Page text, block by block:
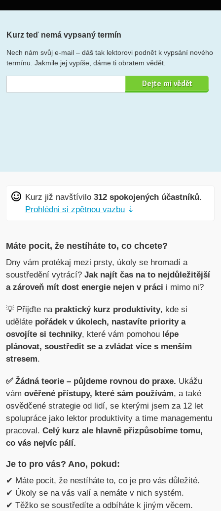
Kurz teď nemá vypsaný termín
Nech nám svůj e-mail – dáš tak lektorovi podnět k vypsání nového
termínu. Jakmile jej vypíše, dáme ti obratem vědět.
Kurz již navštívilo312 spokojených účastníků.
Prohlédni si zpětnou vazbu ⇣
Máte pocit, že nestíháte to, co chcete?
Dny vám protékaj mezi prsty, úkoly se hromadí a
soustředění vytrácí?Jak najít čas na to nejdůležitější
a zároveň mít dost energie nejen v práci i mimo ni?
💡 Přijďte na praktický kurz produktivity, kde si
uděláte pořádek v úkolech, nastavíte priority a
osvojíte si techniky, které vám pomohou lépe
plánovat, soustředit se a zvládat více s menším
stresem.
✅ Žádná teorie – půjdeme rovnou do praxe. Ukážu
vámověřené přístupy, které sám používám, a také
osvědčené strategie od lidí, se kterými jsem za 12 let
spolupráce jako lektor produktivity a time managementu
pracoval.Celý kurz ale hlavně přizpůsobíme tomu,
co vás nejvíc pálí.
Je to pro vás? Ano, pokud:
✔ Máte pocit, že nestíháte to, co je pro vás důležité.
✔ Úkoly se na vás valí a nemáte v nich systém.
✔ Těžko se soustředíte a odbíháte k jiným věcem.